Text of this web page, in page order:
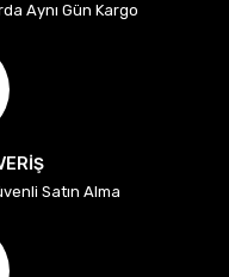
Aynı Gün Kargo
Satın Alma